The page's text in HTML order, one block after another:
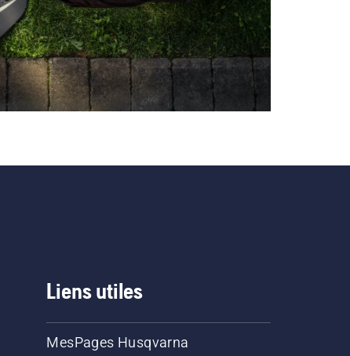
Liens utiles
MesPages Husqvarna